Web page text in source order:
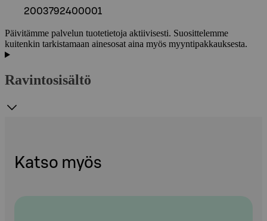
2003792400001
Päivitämme palvelun tuotetietoja aktiivisesti. Suosittelemme
kuitenkin tarkistamaan ainesosat aina myös myyntipakkauksesta.
Ravintosisältö
Katso myös